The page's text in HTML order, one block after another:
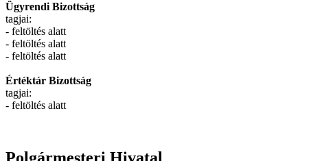
Ügyrendi Bizottság
tagjai:
- feltöltés alatt
- feltöltés alatt
- feltöltés alatt
Értéktár Bizottság
tagjai:
- feltöltés alatt